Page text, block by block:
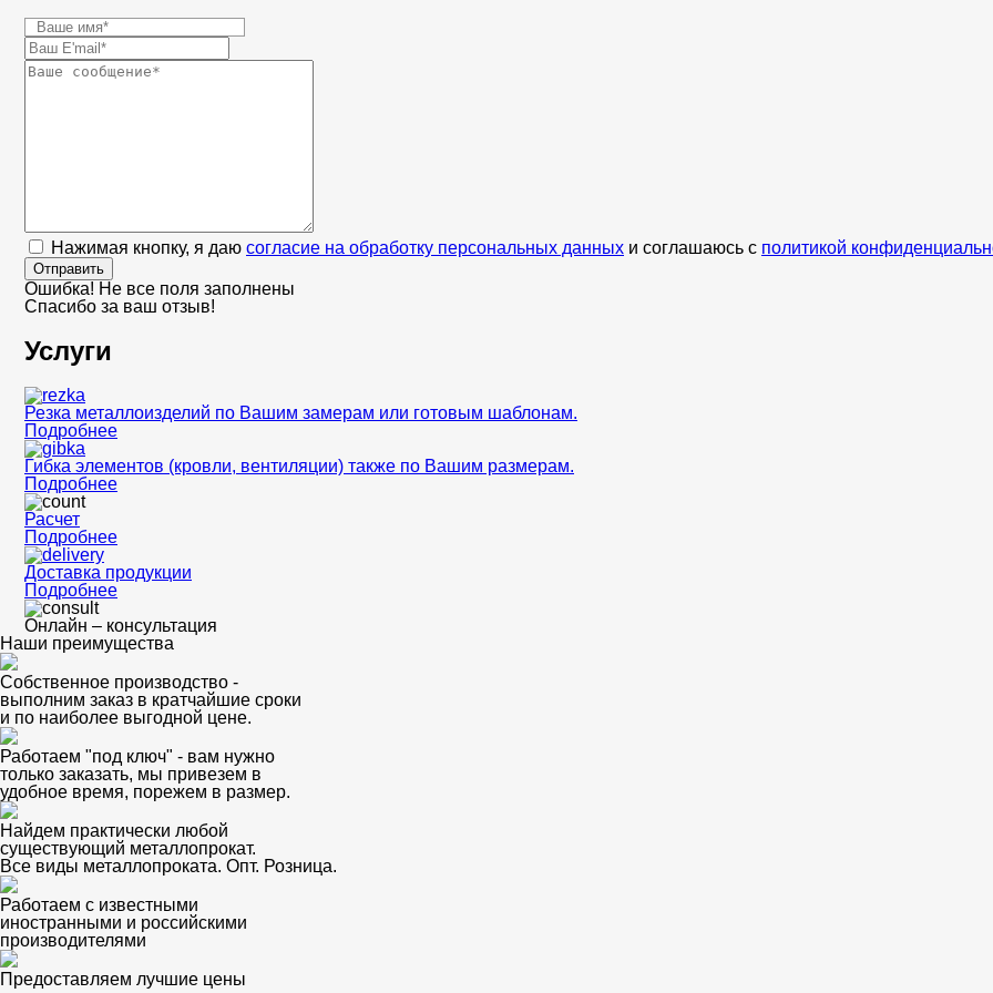
Нажимая кнопку, я даю согласие на обработку персональных данных и соглашаюсь с политикой
Отправить
Ошибка! Не все поля заполнены
Спасибо за ваш отзыв!
Услуги
Резка металлоизделий по Вашим замерам или готовым шаблонам.
Подробнее
Гибка элементов (кровли, вентиляции) также по Вашим размерам.
Подробнее
Расчет
Подробнее
Доставка продукции
Подробнее
Онлайн – консультация
Наши преимущества
Собственное производство -
выполним заказ в кратчайшие сроки
и по наиболее выгодной цене.
Работаем "под ключ" - вам нужно
только заказать, мы привезем в
удобное время, порежем в размер.
Найдем практически любой
существующий металлопрокат.
Все виды металлопроката. Опт. Розница.
Работаем с известными
иностранными и российскими
производителями
Предоставляем лучшие цены